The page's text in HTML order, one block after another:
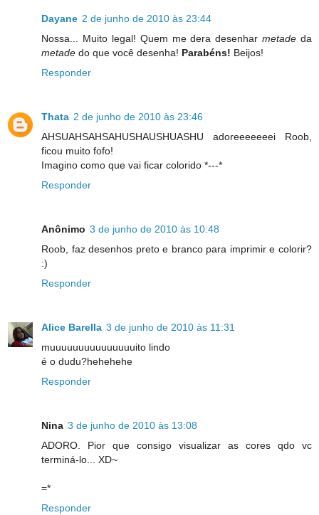
Dayane 2 de junho de 2010 às 23:44
Nossa... Muito legal! Quem me dera desenharmetade da
metade do que você desenha! Parabéns! Beijos!
Responder
Thata 2 de junho de 2010 às 23:46
AHSUAHSAHSAHUSHAUSHUASHU adoreeeeeeei Roob,
ficou muito fofo!
Imagino como que vai ficar colorido *---*
Responder
Anônimo 3 de junho de 2010 às 10:48
Roob, faz desenhos preto e branco para imprimir e colorir?
:)
Responder
Alice Barella 3 de junho de 2010 às 11:31
muuuuuuuuuuuuuuuito lindo
é o dudu?hehehehe
Responder
Nina 3 de junho de 2010 às 13:08
ADORO. Pior que consigo visualizar as cores qdo vc
terminá-lo... XD~
=*
Responder